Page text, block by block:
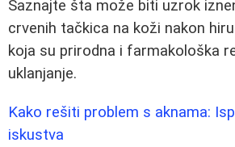
Saznajte šta može biti uzrok
crvenih tačkica na koži nakon
koja su prirodna i farmakološka
uklanjanje.
Kako rešiti problem s aknama:
iskustva